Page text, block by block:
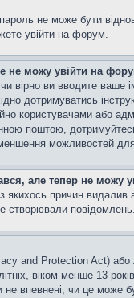
не може бути
увійти на форум.
не можу увійти на
вірно ви вводите
дотримуватись
користувачами або
поштою,
можливостей
але тепер не можу
якихось причин
створювали
and Protection Act) або
віком менше 13
впевнені, чи це може